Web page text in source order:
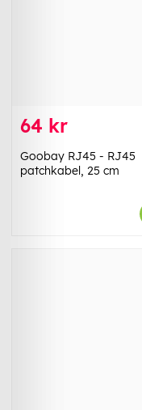
64 kr
Goobay RJ45 - RJ45
patchkabel, 25 cm